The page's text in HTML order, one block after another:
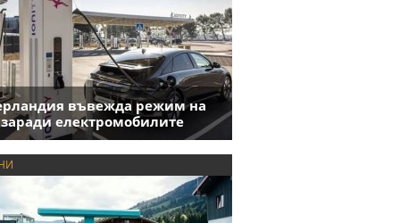
въвежда режим на
заради електромобилите